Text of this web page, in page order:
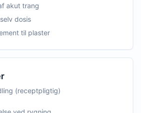
akut trang
dosis
til plaster
(receptpligtig)